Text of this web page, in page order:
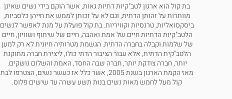
בת קול הוא ארגון לטב"קיות דתיות גאות, אשר הוקם בידי נשים שאינן
מוותרות על זהותן הדתית, וגם לא על זכותן לממש את חייהן כלסביות,
ביסקסואליות, טרנסיות וקוויריות. בת קול פועלת על מנת לאפשר לנשים
הלטב"קיות הדתיות חיים של אמת ואהבה, חיים של שיתוף ושוויון, חיים
של שלמות וקבלה בחברה הדתית. הגשמת מטרותיה חיונית לא רק למען
הלטב"קית הדתית, אלא עבור הציבור הדתי כולו, ליצירת חברה מתוקנת
יותר, חברה צודקת יותר, חברה שבה החסד, האמת והשלום נושקים.
מאז הקמת הארגון בשנת 2005, אשר כלל אז כעשר נשים, הצטרפו לבת
קול מעל לחמש מאות נשים בנות תשע עשרה עד שישים פלוס.